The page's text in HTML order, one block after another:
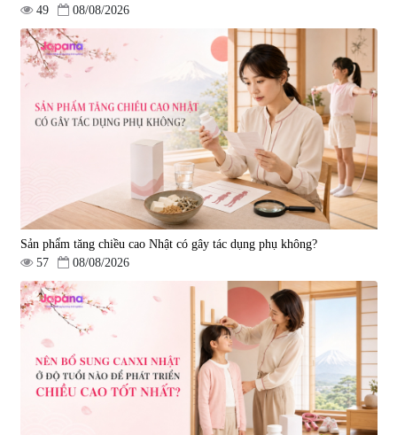
49
08/08/2026
Sản phẩm tăng chiều cao Nhật có gây tác dụng phụ không?
57
08/08/2026